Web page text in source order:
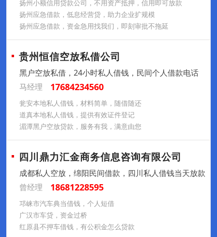
扬州小额信用贷款公司，不用资产抵押，信用即可放款
扬州应急借款，低息经营贷，助力企业扩规模
扬州应急借款，资金急用找我们，即刻审批不拖延
贵州恒信空放私借公司
黑户空放私借，24小时私人借钱，民间个人借款电话
马经理
17684234560
瓮安本地私人借钱，材料简单，随借随还
道真本地私人借钱，提供有效证件登记
湄潭黑户空放贷款，服务有我，满意由您
四川鼎力汇金商务信息咨询有限公司
成都私人空放，绵阳民间借款，四川私人借钱当天放款
曾经理
18681228595
邛崃市汽车典当借钱，个人短借
广汉市车贷，资金过桥
红原县不押车借钱，有公积金怎么贷款